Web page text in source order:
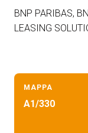
BNP PARIBAS,
LEASING
MAPPA
A1/330